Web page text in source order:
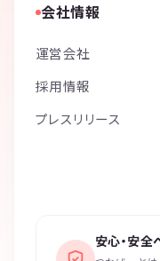
会社情報
運営会社
採用情報
プレスリリース
安心・安全